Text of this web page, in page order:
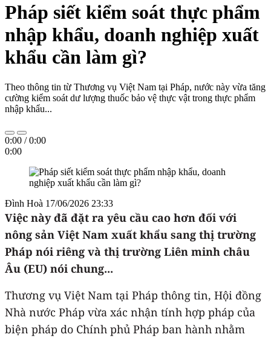
Pháp siết kiểm soát thực phẩm
nhập khẩu, doanh nghiệp xuất
khẩu cần làm gì?
Theo thông tin từ Thương vụ Việt Nam tại Pháp, nước này vừa tăng
cường kiểm soát dư lượng thuốc bảo vệ thực vật trong thực phẩm
nhập khẩu...
0:00 /0:00
0:00
Đình Hoà 17/06/2026 23:33
Việc này đã đặt ra yêu cầu cao hơn đối với
nông sản Việt Nam xuất khẩu sang thị trường
Pháp nói riêng và thị trường Liên minh châu
Âu (EU) nói chung...
Thương vụ Việt Nam tại Pháp thông tin, Hội đồng
Nhà nước Pháp vừa xác nhận tính hợp pháp của
biện pháp do Chính phủ Pháp ban hành nhằm